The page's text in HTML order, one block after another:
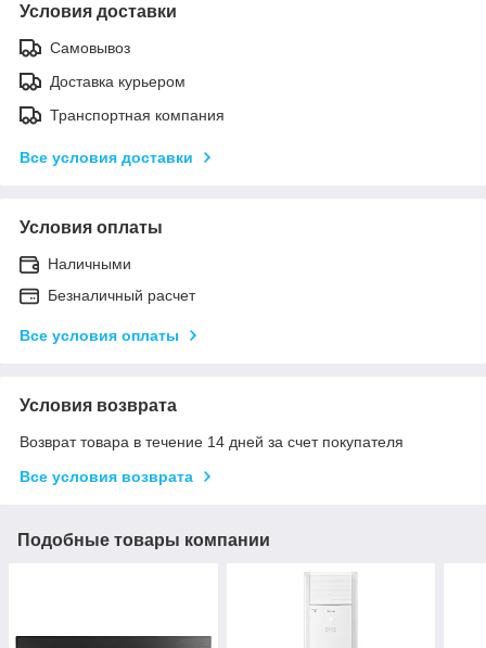
Условия доставки
Самовывоз
Доставка курьером
Транспортная компания
Все условия доставки
Условия оплаты
Наличными
Безналичный расчет
Все условия оплаты
Условия возврата
Возврат товара в течение 14 дней за счет покупателя
Все условия возврата
Подобные товары компании